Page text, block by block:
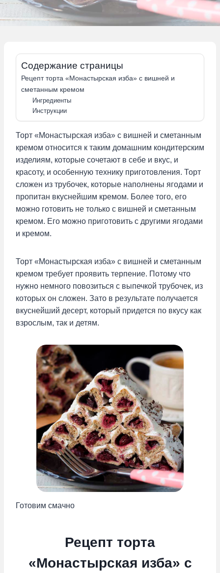
Содержание страницы
Рецепт торта «Монастырская изба» с вишней и
сметанным кремом
Ингредиенты
Инструкции
Торт «Монастырская изба» с вишней и сметанным
кремом относится к таким домашним кондитерским
изделиям, которые сочетают в себе и вкус, и
красоту, и особенную технику приготовления. Торт
сложен из трубочек, которые наполнены ягодами и
пропитан вкуснейшим кремом. Более того, его
можно готовить не только с вишней и сметанным
кремом. Его можно приготовить с другими ягодами
и кремом.
Торт «Монастырская изба» с вишней и сметанным
кремом требует проявить терпение. Потому что
нужно немного повозиться с выпечкой трубочек, из
которых он сложен. Зато в результате получается
вкуснейший десерт, который придется по вкусу как
взрослым, так и детям.
Готовим смачно
Рецепт торта
«Монастырская изба» с